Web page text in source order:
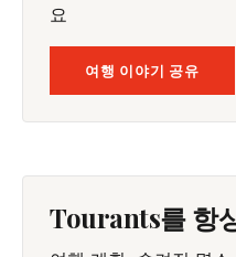
요
여행 이야기 공유
Tourants를 항